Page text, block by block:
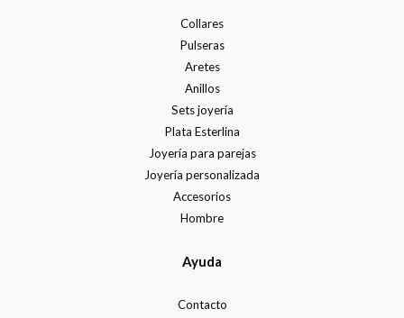
Collares
Pulseras
Aretes
Anillos
Sets joyería
Plata Esterlina
Joyería para parejas
Joyería personalizada
Accesorios
Hombre
Ayuda
Contacto